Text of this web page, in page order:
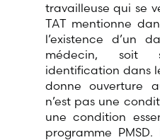
travailleuse qui se
TAT mentionne
l’existence d’un
médecin, soit
identification dans
donne ouverture
n’est pas une
une condition
programme